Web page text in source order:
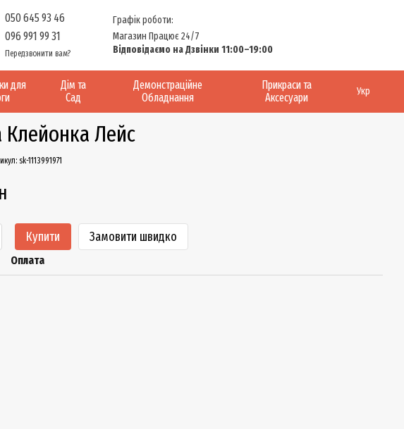
050 645 93 46
096 991 99 31
Передзвонити вам?
Графік роботи:
Магазин Працює 24/7
Відповідаємо на Дзвінки 11:00–19:00
для
Дім та
Сад
Демонстраційне
Обладнання
Прикраси та
Аксесуари
Укр
Лейс
sk-1113991971
Купити Замовити швидко
Оплата